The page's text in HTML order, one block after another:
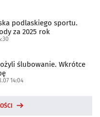
podlaskiego sportu.
za 2025 rok
ślubowanie. Wkrótce
14:04